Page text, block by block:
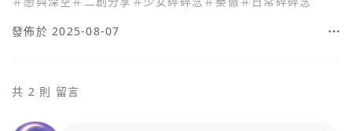
發佈於 2025-08-07
共 2 則 留言